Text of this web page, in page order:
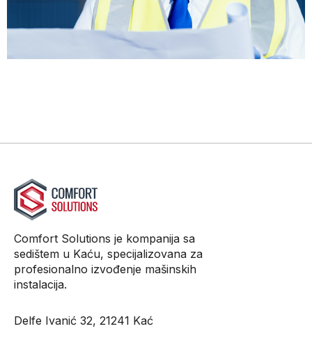
Comfort Solutions je kompanija sa
sedištem u Kaću, specijalizovana za
profesionalno izvođenje mašinskih
instalacija.
Delfe Ivanić 32, 21241 Kać